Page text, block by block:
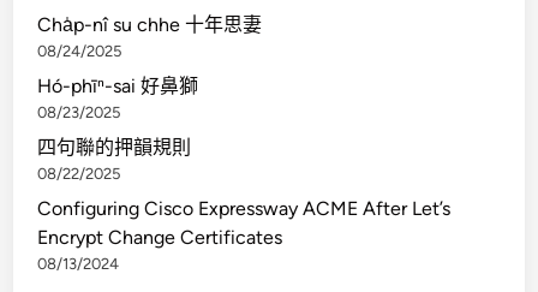
權
銷
Cha̍p-nî su chhe 十年思妻
08/24/2025
Hó-phīⁿ-sai 好鼻獅
08/23/2025
四句聯的押韻規則
08/22/2025
Configuring Cisco Expressway ACME After Let’s
Encrypt Change Certificates
08/13/2024